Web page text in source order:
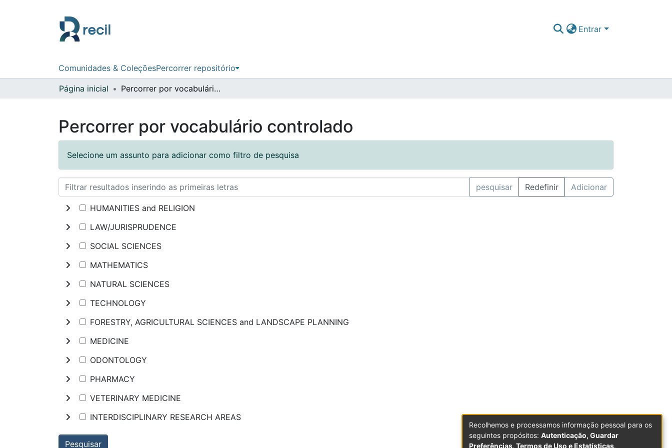
Entrar
Comunidades & ColeçõesPercorrer repositório
Página inicial Percorrer por vocabulário controlado
Percorrer por vocabulário controlado
Selecione um assunto para adicionar como filtro de pesquisa
pesquisar Redefinir Adicionar
HUMANITIES and RELIGION
LAW/JURISPRUDENCE
SOCIAL SCIENCES
MATHEMATICS
NATURAL SCIENCES
TECHNOLOGY
FORESTRY, AGRICULTURAL SCIENCES and LANDSCAPE PLANNING
MEDICINE
ODONTOLOGY
PHARMACY
VETERINARY MEDICINE
INTERDISCIPLINARY RESEARCH AREAS
Pesquisar
Recolhemos e processamos informação pessoal para os
seguintes propósitos: Autenticação, Guardar
Preferências, Termos de Uso e Estatísticas.